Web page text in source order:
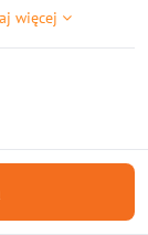
więcej